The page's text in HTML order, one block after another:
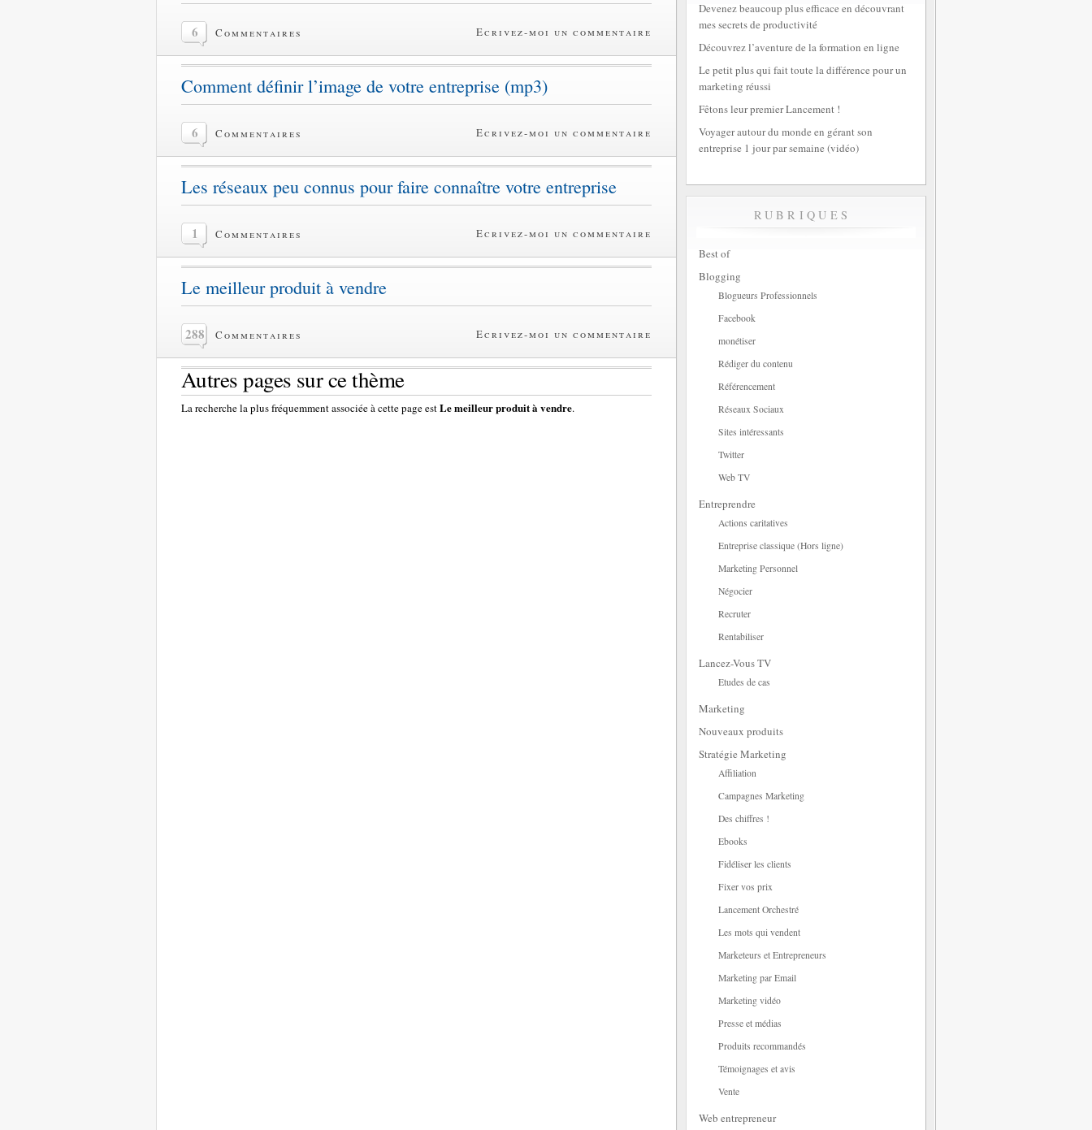
6 Commentaires Ecrivez-moi un commentaire
Comment définir l’image de votre entreprise (mp3)
6 Commentaires Ecrivez-moi un commentaire
Les réseaux peu connus pour faire connaître votre entreprise
1 Commentaires Ecrivez-moi un commentaire
Le meilleur produit à vendre
288 Commentaires Ecrivez-moi un commentaire
Autres pages sur ce thème
La recherche la plus fréquemment associée à cette page estLe meilleur produit à vendre.
Devenez beaucoup plus efficace en découvrant
mes secrets de productivité
Découvrez l’aventure de la formation en ligne
Le petit plus qui fait toute la différence pour un
marketing réussi
Fêtons leur premier Lancement !
Voyager autour du monde en gérant son
entreprise 1 jour par semaine (vidéo)
RUBRIQUES
Best of
Blogging
Blogueurs Professionnels
Facebook
monétiser
Rédiger du contenu
Référencement
Réseaux Sociaux
Sites intéressants
Twitter
Web TV
Entreprendre
Actions caritatives
Entreprise classique (Hors ligne)
Marketing Personnel
Négocier
Recruter
Rentabiliser
Lancez-Vous TV
Etudes de cas
Marketing
Nouveaux produits
Stratégie Marketing
Affiliation
Campagnes Marketing
Des chiffres !
Ebooks
Fidéliser les clients
Fixer vos prix
Lancement Orchestré
Les mots qui vendent
Marketeurs et Entrepreneurs
Marketing par Email
Marketing vidéo
Presse et médias
Produits recommandés
Témoignages et avis
Vente
Web entrepreneur